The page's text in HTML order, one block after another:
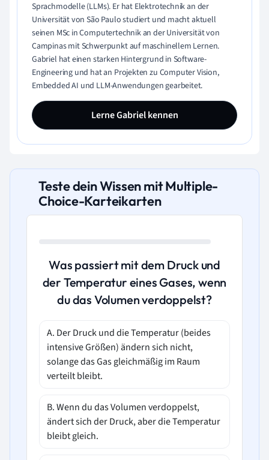
Sprachmodelle (LLMs). Er hat Elektrotechnik an der
Universität von São Paulo studiert und macht aktuell
seinen MSc in Computertechnik an der Universität von
Campinas mit Schwerpunkt auf maschinellem Lernen.
Gabriel hat einen starken Hintergrund in Software-
Engineering und hat an Projekten zu Computer Vision,
Embedded AI und LLM-Anwendungen gearbeitet.
Lerne Gabriel kennen
Teste dein Wissen mit Multiple-
Choice-Karteikarten
Was passiert mit dem Druck und
der Temperatur eines Gases, wenn
du das Volumen verdoppelst?
A. Der Druck und die Temperatur (beides
intensive Größen) ändern sich nicht,
solange das Gas gleichmäßig im Raum
verteilt bleibt.
B. Wenn du das Volumen verdoppelst,
ändert sich der Druck, aber die Temperatur
bleibt gleich.